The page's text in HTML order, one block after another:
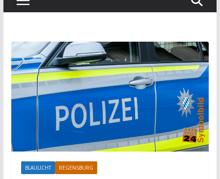
BLAULICHT REGENSBURG